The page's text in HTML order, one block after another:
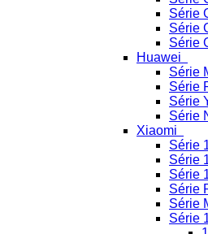
Série
Série
Série
Huawei
Série
Série
Série
Série
Xiaomi
Série
Série
Série
Série
Série
Série